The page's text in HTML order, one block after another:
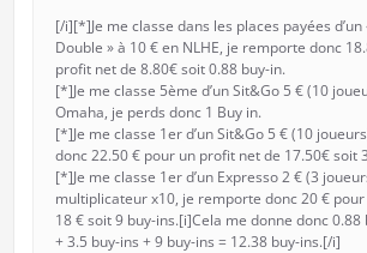
[/i][*]Je me classe dans les places payées d’un
Double » à 10 € en NLHE, je remporte donc
profit net de 8.80€ soit 0.88 buy-in.
[*]Je me classe 5ème d’un Sit&Go 5 € (10
Omaha, je perds donc 1 Buy in.
[*]Je me classe 1er d’un Sit&Go 5 € (10
donc 22.50 € pour un profit net de 17.50€ soit
[*]Je me classe 1er d’un Expresso 2 € (3
multiplicateur x10, je remporte donc 20 €
18 € soit 9 buy-ins.[i]Cela me donne donc 0.88
+ 3.5 buy-ins + 9 buy-ins = 12.38 buy-ins.[/i]